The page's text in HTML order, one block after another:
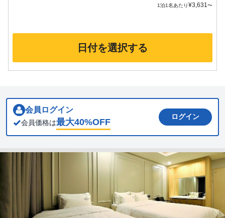
1泊1名あたり¥3,631〜
日付を選択する
会員ログイン
会員価格は最大40%OFF
ログイン